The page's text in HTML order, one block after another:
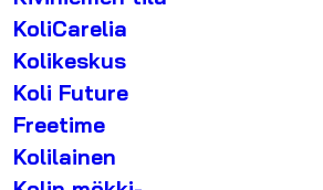
KoliCarelia
Kolikeskus
Koli Future
Freetime
Kolilainen